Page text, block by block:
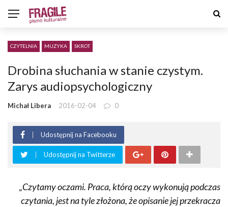
CZYTELNIA MUZYKA SKROT
Drobina słuchania w stanie czystym.
Zarys audiopsychologiczny
Michał Libera 2016-02-04 0
Udostępnij na Facebooku
Udostępnij na Twitterze
„Czytamy oczami. Praca, którą oczy wykonują podczas
czytania, jest na tyle złożona, że opisanie jej przekracza